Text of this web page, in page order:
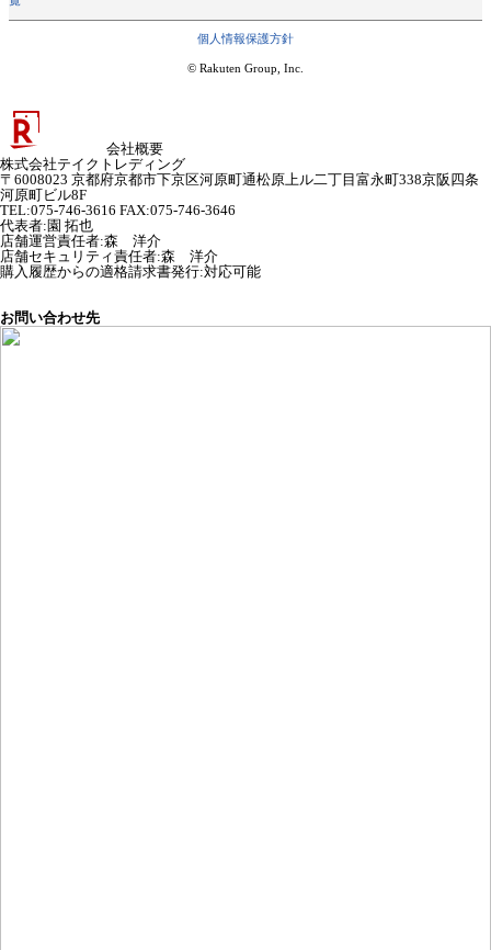
個人情報保護方針
© Rakuten Group, Inc.
会社概要
株式会社テイクトレディング
〒6008023 京都府京都市下京区河原町通松原上ル二丁目富永町338京阪四条
河原町ビル8F
TEL:075-746-3616 FAX:075-746-3646
代表者:園 拓也
店舗運営責任者:森 洋介
店舗セキュリティ責任者:森 洋介
購入履歴からの適格請求書発行:対応可能
お問い合わせ先